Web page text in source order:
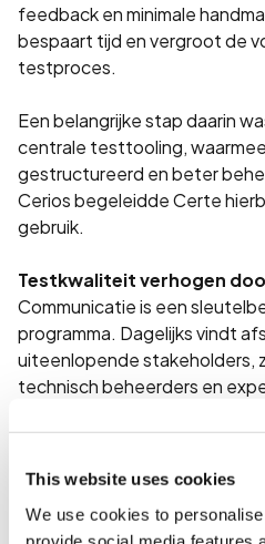
This website uses cookies
We use cookies to
feedback en minimale
bespaart tijd en vergroot de
testproces.
Een belangrijke stap daarin
centrale testtooling,
gestructureerd en beter
Cerios begeleidde Certe
gebruik.
Testkwaliteit verhogen
Communicatie is een
programma. Dagelijks vindt
uiteenlopende stakeholders,
technisch beheerders en
vast te leggen in duidelijke
Door documentatie vooraf te